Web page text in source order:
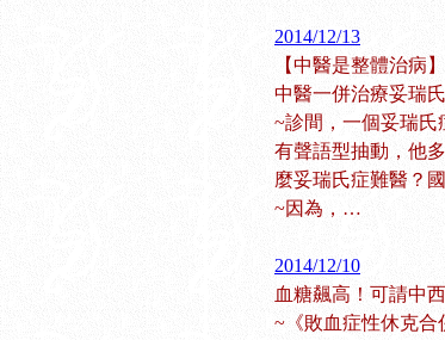
2014/12/13
【中醫是整體治病】
中醫一併治療妥瑞
~診間，一個妥瑞氏
有聲語型抽動，他
麼妥瑞氏症難醫？
~因為，…
2014/12/10
血糖飆高！可請中
~《敗血症性休克